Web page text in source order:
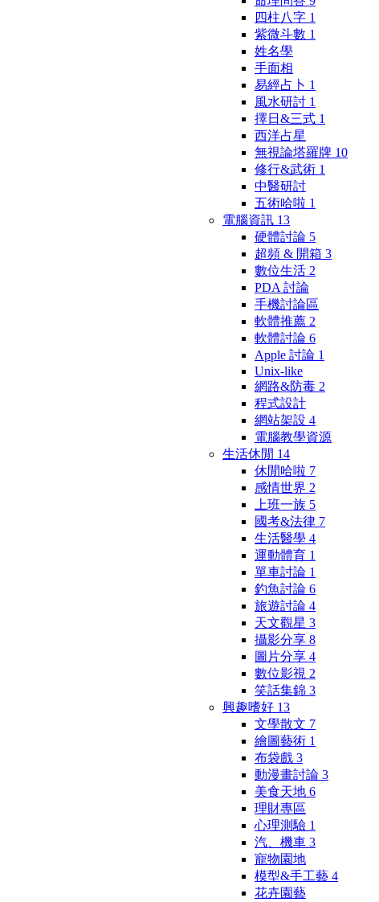
四柱八字 1
紫微斗數 1
姓名學
手面相
易經占卜 1
風水研討 1
擇日&三式 1
西洋占星
無視論塔羅牌 10
修行&武術 1
中醫研討
五術哈啦 1
電腦資訊 13
硬體討論 5
超頻 & 開箱 3
數位生活 2
PDA 討論
手機討論區
軟體推薦 2
軟體討論 6
Apple 討論 1
Unix-like
網路&防毒 2
程式設計
網站架設 4
電腦教學資源
生活休閒 14
休閒哈啦 7
感情世界 2
上班一族 5
國考&法律 7
生活醫學 4
運動體育 1
單車討論 1
釣魚討論 6
旅遊討論 4
天文觀星 3
攝影分享 8
圖片分享 4
數位影視 2
笑話集錦 3
興趣嗜好 13
文學散文 7
繪圖藝術 1
布袋戲 3
動漫畫討論 3
美食天地 6
理財專區
心理測驗 1
汽、機車 3
寵物園地
模型&手工藝 4
花卉園藝